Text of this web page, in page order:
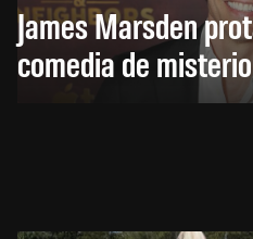
James Marsden
comedia de